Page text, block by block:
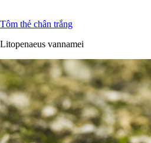
Tôm thẻ chân trắng
Litopenaeus vannamei